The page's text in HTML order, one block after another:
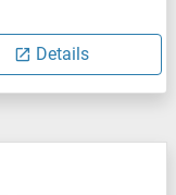
Details